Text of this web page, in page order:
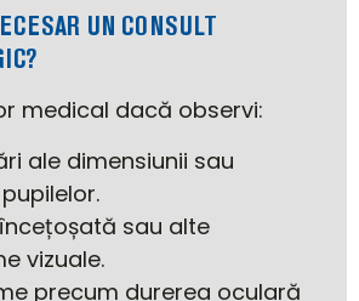
UN CONSULT
medical dacă observi:
ale dimensiunii sau
sau alte
vizuale.
precum durerea oculară